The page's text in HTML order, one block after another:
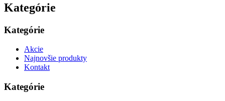
Kategórie
Kategórie
Akcie
Najnovšie produkty
Kontakt
Kategórie